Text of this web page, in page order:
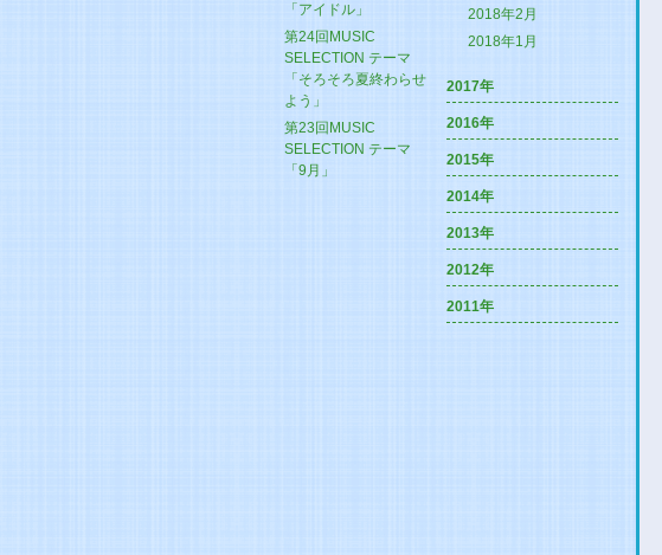
「アイドル」
第24回MUSIC
SELECTION テーマ
「そろそろ夏終わらせ
よう」
第23回MUSIC
SELECTION テーマ
「9月」
2018年2月
2018年1月
2017年
2016年
2015年
2014年
2013年
2012年
2011年